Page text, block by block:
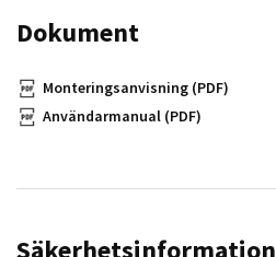
Dokument
Monteringsanvisning (PDF)
Användarmanual (PDF)
Säkerhetsinformation